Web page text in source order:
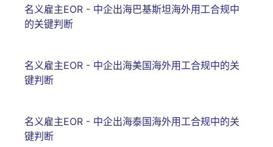
名义雇主EOR - 中企出海巴基斯坦海外用工合规中
的关键判断
名义雇主EOR - 中企出海美国海外用工合规中的关
键判断
名义雇主EOR - 中企出海泰国海外用工合规中的关
键判断